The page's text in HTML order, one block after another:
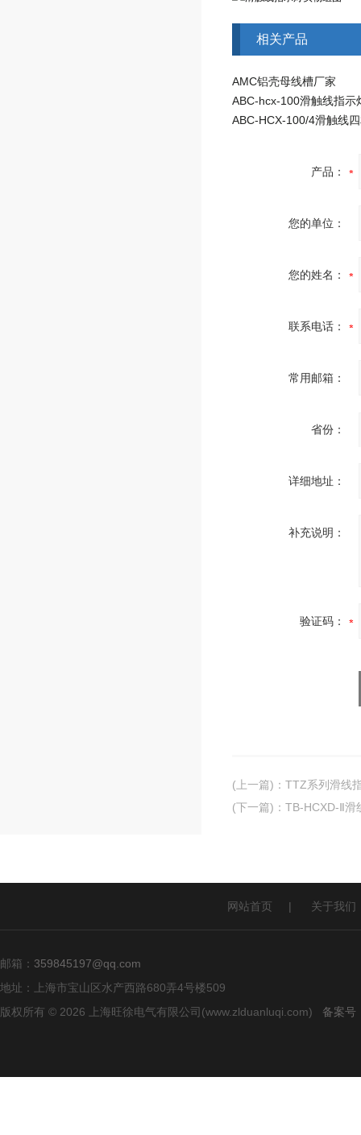
相关产品
AMC铝壳母线槽厂家
ABC-hcx-100滑触线指示
产品：
您的单位：
您的姓名：
联系电话：
常用邮箱：
省份：
详细地址：
补充说明：
验证码：
(上一篇) ： TTZ系列滑线
(下一篇) ： TB-HCXD-Ⅱ滑
网站首页 | 关于我们
邮箱： 359845197@qq.com
地址：上海市宝山区水产西路680弄4号楼509
版权所有 © 2026 上海旺徐电气有限公司(www.zlduanluqi.com) 备案号